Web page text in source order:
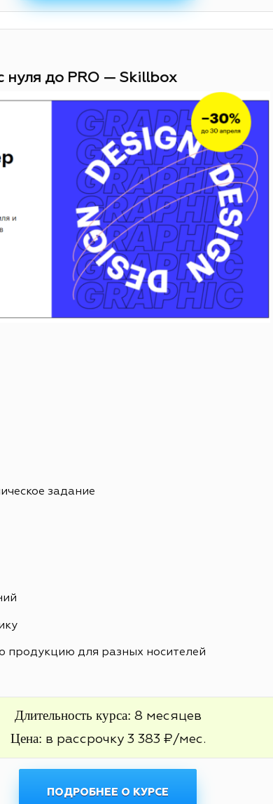
нуля до PRO — Skillbox
задание
продукцию для разных носителей
Длительность курса: 8 месяцев
Цена: в рассрочку 3 383 ₽/мес.
ПОДРОБНЕЕ О КУРСЕ